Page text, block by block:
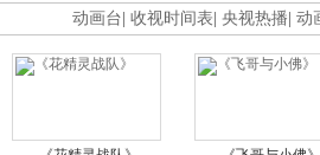
动画台 收视时间表 央视热播 动